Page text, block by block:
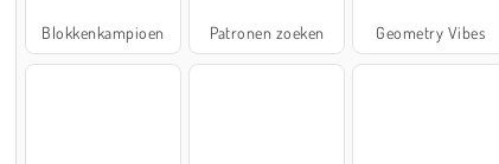
Blokkenkampioen Patronen zoeken Geometry Vibes